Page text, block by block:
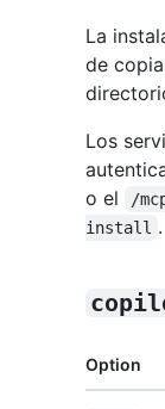
La
de
Los
o el
/
install .
Option